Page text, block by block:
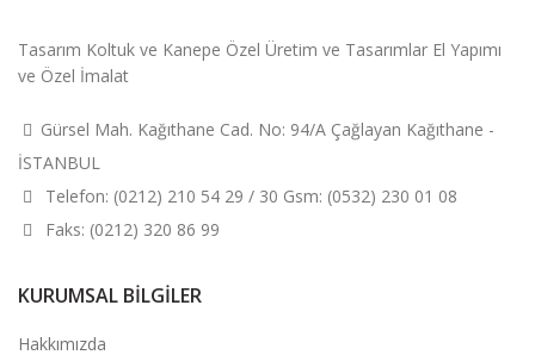
Tasarım Koltuk ve Kanepe Özel Üretim ve Tasarımlar El Yapımı
ve Özel İmalat
Gürsel Mah. Kağıthane Cad. No: 94/A Çağlayan Kağıthane -
İSTANBUL
Telefon: (0212) 210 54 29 / 30 Gsm: (0532) 230 01 08
Faks: (0212) 320 86 99
KURUMSAL BILGILER
Hakkımızda